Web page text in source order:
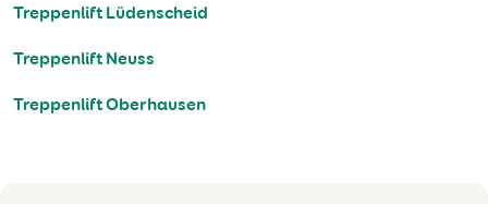
Treppenlift Lüdenscheid
Treppenlift Neuss
Treppenlift Oberhausen